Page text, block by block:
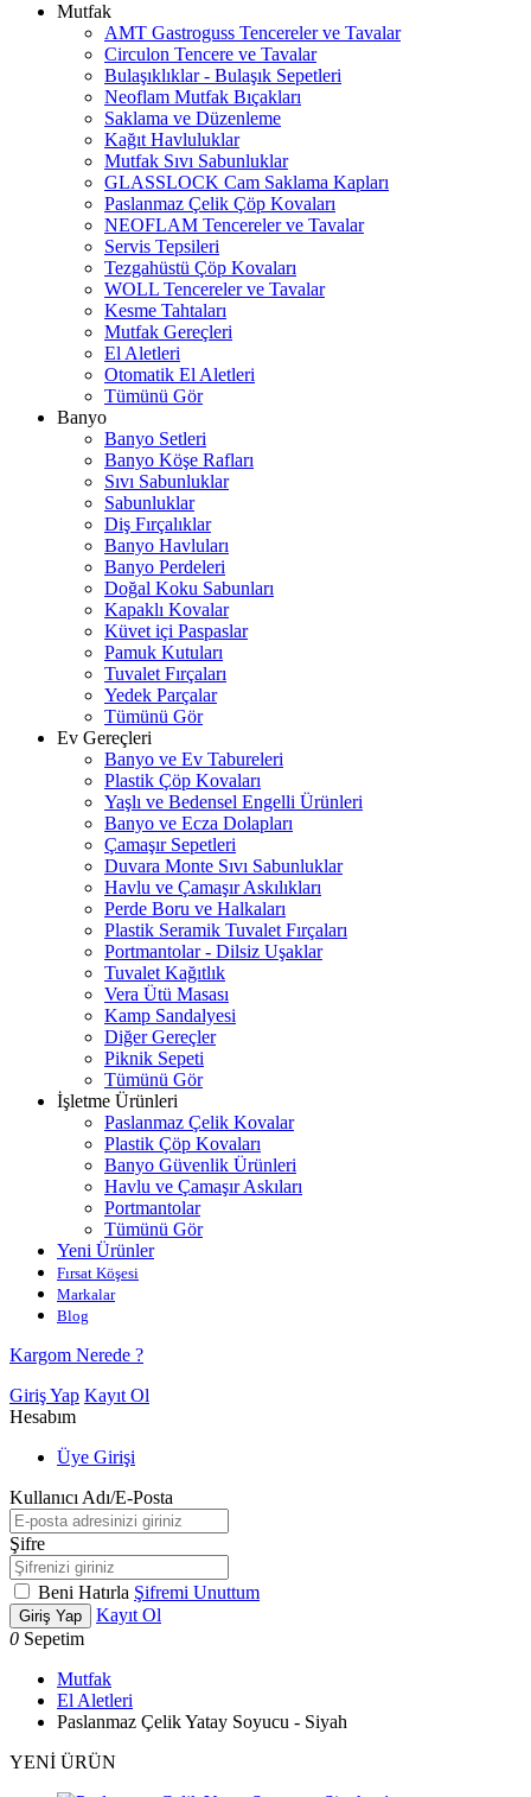
Mutfak
AMT Gastroguss Tencereler ve Tavalar
Circulon Tencere ve Tavalar
Bulaşıklıklar - Bulaşık Sepetleri
Neoflam Mutfak Bıçakları
Saklama ve Düzenleme
Kağıt Havluluklar
Mutfak Sıvı Sabunluklar
GLASSLOCK Cam Saklama Kapları
Paslanmaz Çelik Çöp Kovaları
NEOFLAM Tencereler ve Tavalar
Servis Tepsileri
Tezgahüstü Çöp Kovaları
WOLL Tencereler ve Tavalar
Kesme Tahtaları
Mutfak Gereçleri
El Aletleri
Otomatik El Aletleri
Tümünü Gör
Banyo
Banyo Setleri
Banyo Köşe Rafları
Sıvı Sabunluklar
Sabunluklar
Diş Fırçalıklar
Banyo Havluları
Banyo Perdeleri
Doğal Koku Sabunları
Kapaklı Kovalar
Küvet içi Paspaslar
Pamuk Kutuları
Tuvalet Fırçaları
Yedek Parçalar
Tümünü Gör
Ev Gereçleri
Banyo ve Ev Tabureleri
Plastik Çöp Kovaları
Yaşlı ve Bedensel Engelli Ürünleri
Banyo ve Ecza Dolapları
Çamaşır Sepetleri
Duvara Monte Sıvı Sabunluklar
Havlu ve Çamaşır Askılıkları
Perde Boru ve Halkaları
Plastik Seramik Tuvalet Fırçaları
Portmantolar - Dilsiz Uşaklar
Tuvalet Kağıtlık
Vera Ütü Masası
Kamp Sandalyesi
Diğer Gereçler
Piknik Sepeti
Tümünü Gör
İşletme Ürünleri
Paslanmaz Çelik Kovalar
Plastik Çöp Kovaları
Banyo Güvenlik Ürünleri
Havlu ve Çamaşır Askıları
Portmantolar
Tümünü Gör
Yeni Ürünler
Fırsat Köşesi
Markalar
Blog
Kargom Nerede ?
Giriş Yap Kayıt Ol
Hesabım
Üye Girişi
Kullanıcı Adı/E-Posta
Şifre
Beni Hatırla Şifremi Unuttum
Giriş Yap
Kayıt Ol
0 Sepetim
Mutfak
El Aletleri
Paslanmaz Çelik Yatay Soyucu - Siyah
YENİ ÜRÜN